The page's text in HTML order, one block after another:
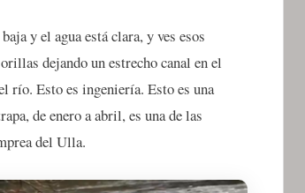
y el agua está clara, y ves esos
dejando un estrecho canal en el
río. Esto es ingeniería. Esto es una
de enero a abril, es una de las
del Ulla.